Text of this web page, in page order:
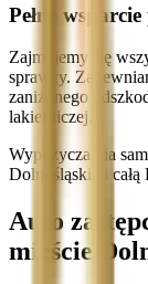
Pełne
Zajmujemy się
sprawcy.
zaniżonego
lakierniczej.
Wypożyczalnia
Dolnośląskie i całą
Auto
mieście